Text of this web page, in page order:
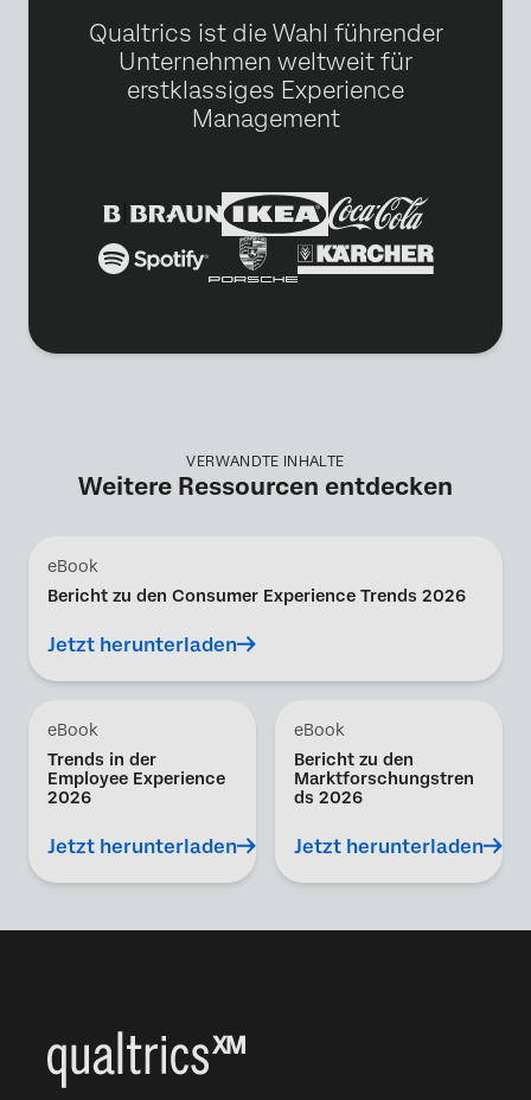
Qualtrics ist die Wahl führender
Unternehmen weltweit für
erstklassiges Experience
Management
VERWANDTE INHALTE
Weitere Ressourcen entdecken
eBook
Bericht zu den Consumer Experience Trends 2026
Jetzt herunterladen
eBook
Trends in der
Employee Experience
2026
Jetzt herunterladen
eBook
Bericht zu den
Marktforschungstren
ds 2026
Jetzt herunterladen